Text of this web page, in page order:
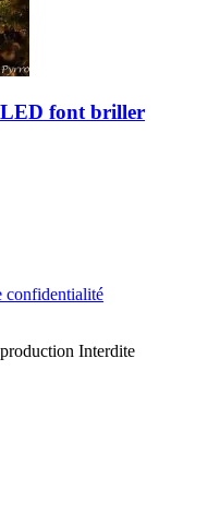
LED font briller
confidentialité
Interdite